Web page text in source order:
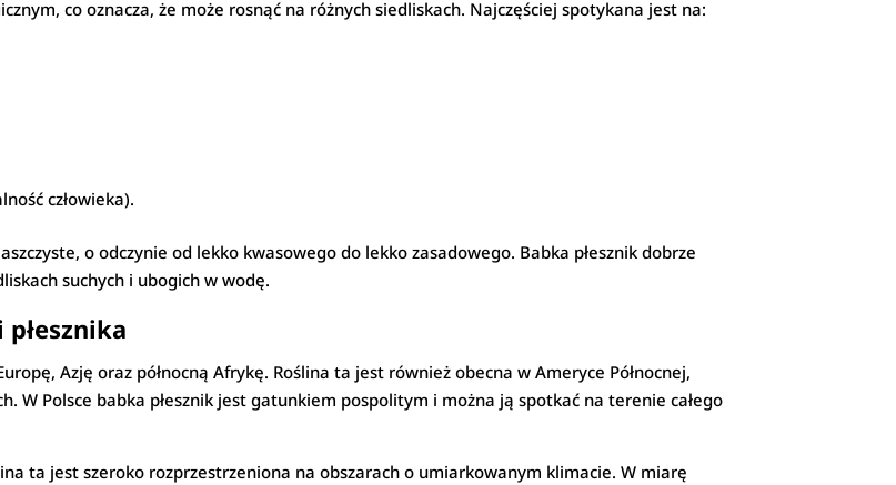
co oznacza, że może rosnąć na różnych siedliskach. Najczęściej spotykana jest na:
człowieka).
o odczynie od lekko kwasowego do lekko zasadowego. Babka płesznik dobrze
suchych i ubogich w wodę.
Azję oraz północną Afrykę. Roślina ta jest również obecna w Ameryce Północnej,
W Polsce babka płesznik jest gatunkiem pospolitym i można ją spotkać na terenie całego
ta jest szeroko rozprzestrzeniona na obszarach o umiarkowanym klimacie. W miarę